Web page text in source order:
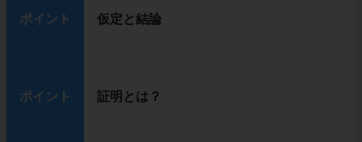
ポイント 仮定と結論
ポイント 証明とは？